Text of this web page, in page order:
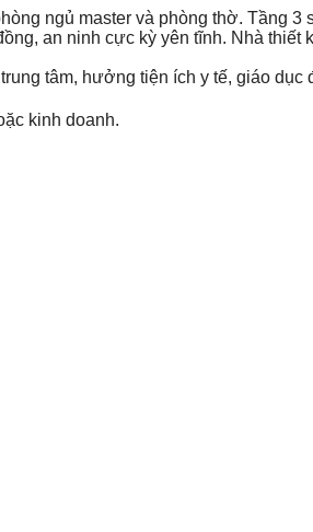
ngủ master và phòng thờ. Tầng 3
an ninh cực kỳ yên tĩnh. Nhà thiết
tâm, hưởng tiện ích y tế, giáo
kinh doanh.